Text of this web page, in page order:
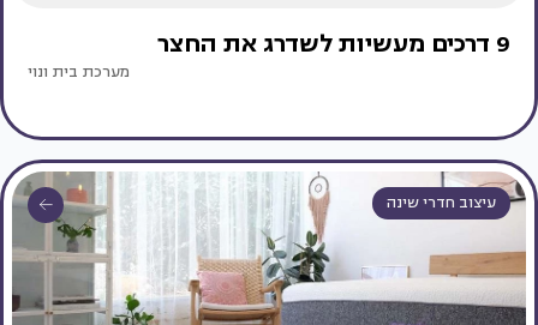
9 דרכים מעשיות לשדרג את החצר
מערכת בית ונוי
עיצוב חדרי שינה